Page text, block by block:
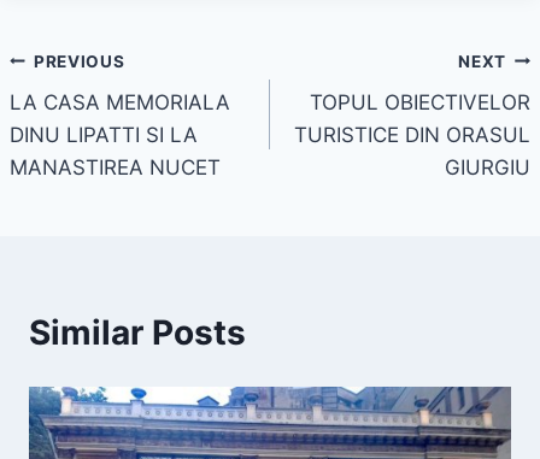
Navigare
în
articole
PREVIOUS
LA CASA MEMORIALA
DINU LIPATTI SI LA
MANASTIREA NUCET
NEXT
TOPUL OBIECTIVELOR
TURISTICE DIN ORASUL
GIURGIU
Similar Posts